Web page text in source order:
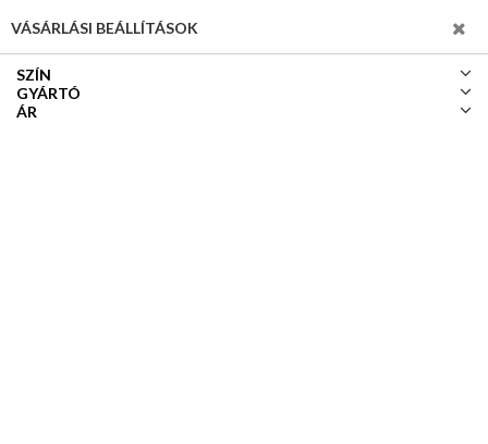
VÁSÁRLÁSI BEÁLLÍTÁSOK
SZÍN
GYÁRTÓ
ÁR